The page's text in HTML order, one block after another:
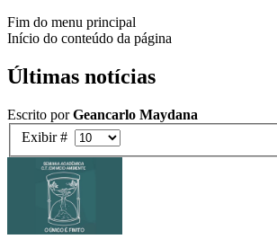
Fim do menu principal
Início do conteúdo da página
Últimas notícias
Escrito porGeancarlo Maydana
Exibir #